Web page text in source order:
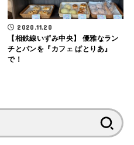
2020.11.20
【相鉄線いずみ中央】 優雅なラン
チとパンを『カフェ ぱとりあ』
で！
索: